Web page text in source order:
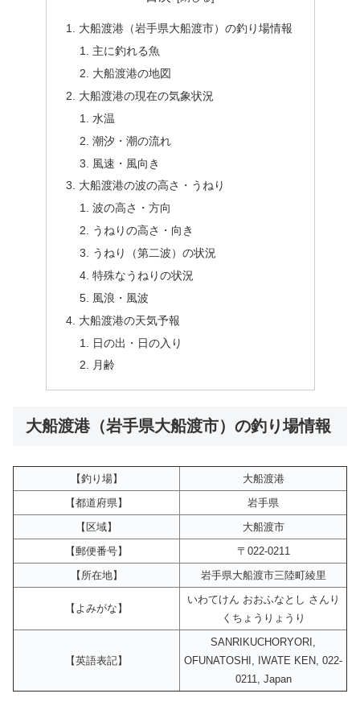
大船渡港（岩手県大船渡市）の釣り場情報
主に釣れる魚
大船渡港の地図
大船渡港の現在の気象状況
水温
潮汐・潮の流れ
風速・風向き
大船渡港の波の高さ・うねり
波の高さ・方向
うねりの高さ・向き
うねり（第二波）の状況
特殊なうねりの状況
風浪・風波
大船渡港の天気予報
日の出・日の入り
月齢
大船渡港（岩手県大船渡市）の釣り場情報
【釣り場】
大船渡港
【都道府県】
岩手県
【区域】
大船渡市
【郵便番号】
〒022-0211
【所在地】
岩手県大船渡市三陸町綾里
【よみがな】
いわてけん おおふなとし さんり
くちょうりょうり
【英語表記】
SANRIKUCHORYORI,
OFUNATOSHI, IWATE KEN, 022-
0211, Japan